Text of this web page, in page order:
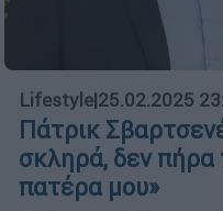
Lifestyle|25.02.2025
Πάτρικ
σκληρά, δεν πήρα
πατέρα μου»